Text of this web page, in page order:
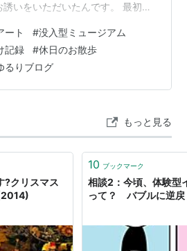
いをいただいたんです。 最初は
と！笑 声をかけてもらえてとっ
自身、あんまり怖すぎるのはち
（笑） 今回は没入型デジタルア
ことで、「子どもたちも楽しめ
＆ランチも…
ート #没入型ミュージアム
記録 #休日のお散歩
るりブログ
もっと見る
?クリスマス
10 ブックマーク
相談2：今頃、体験型
って？ バブルに逆戻